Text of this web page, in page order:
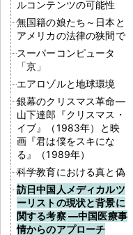
ルコンテンツの可能性
無国籍の娘たち～日本と
アメリカの法律の狭間で
スーパーコンピュータ
「京」
エアロゾルと地球環境
銀幕のクリスマス革命―
山下達郎『クリスマス・
イブ』（1983年）と映
画『君は僕をスキにな
る』（1989年）
科学教育における真と偽
訪日中国人メディカルツ
ーリストの現状と背景に
関する考察 ―中国医療事
情からのアプローチ